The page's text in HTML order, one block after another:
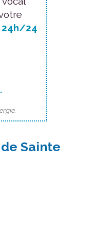
24h/24
Sainte